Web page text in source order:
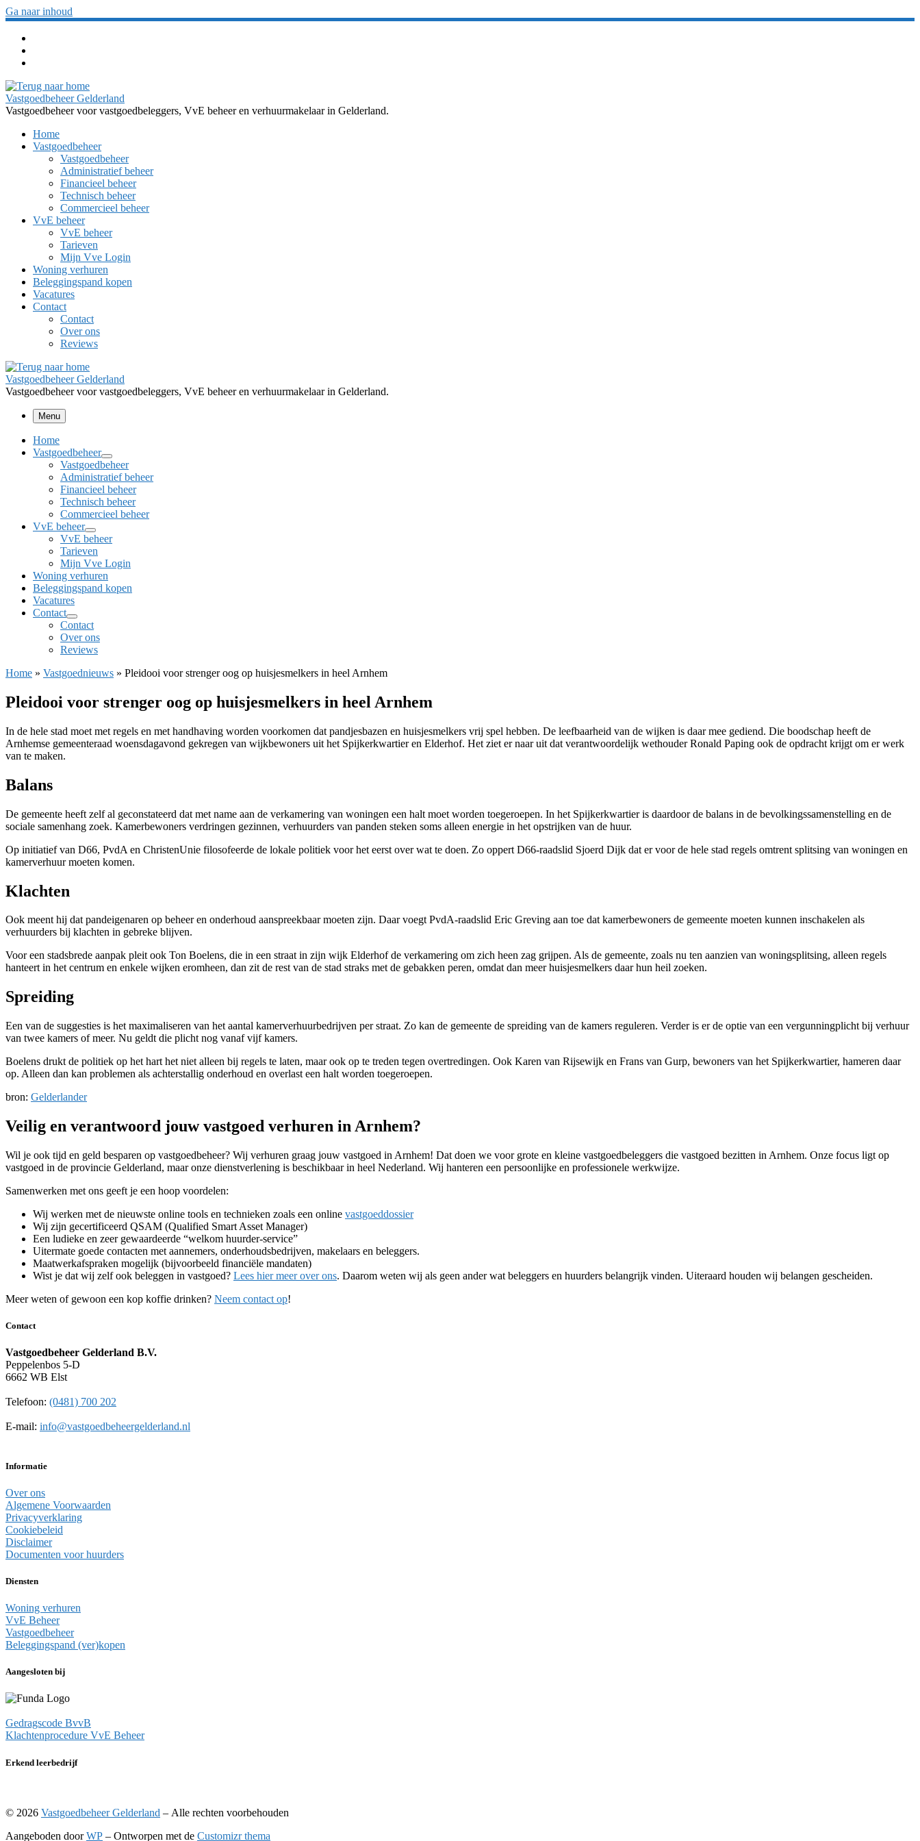
Ga naar inhoud
Vastgoedbeheer Gelderland
Vastgoedbeheer voor vastgoedbeleggers, VvE beheer en verhuurmakelaar in Gelderland.
Home
Vastgoedbeheer
Vastgoedbeheer
Administratief beheer
Financieel beheer
Technisch beheer
Commercieel beheer
VvE beheer
VvE beheer
Tarieven
Mijn Vve Login
Woning verhuren
Beleggingspand kopen
Vacatures
Contact
Contact
Over ons
Reviews
Vastgoedbeheer Gelderland
Vastgoedbeheer voor vastgoedbeleggers, VvE beheer en verhuurmakelaar in Gelderland.
Menu
Home
Vastgoedbeheer
Vastgoedbeheer
Administratief beheer
Financieel beheer
Technisch beheer
Commercieel beheer
VvE beheer
VvE beheer
Tarieven
Mijn Vve Login
Woning verhuren
Beleggingspand kopen
Vacatures
Contact
Contact
Over ons
Reviews
Home » Vastgoednieuws » Pleidooi voor strenger oog op huisjesmelkers in heel Arnhem
Pleidooi voor strenger oog op huisjesmelkers in heel Arnhem
In de hele stad moet met regels en met handhaving worden voorkomen dat pandjesbazen en huisjesmelkers vrij spel hebben. De leefbaarheid van de wijken is daar mee gediend. Die boodschap heeft de
Arnhemse gemeenteraad woensdagavond gekregen van wijkbewoners uit het Spijkerkwartier en Elderhof. Het ziet er naar uit dat verantwoordelijk wethouder Ronald Paping ook de opdracht krijgt om er werk
van te maken.
Balans
De gemeente heeft zelf al geconstateerd dat met name aan de verkamering van woningen een halt moet worden toegeroepen. In het Spijkerkwartier is daardoor de balans in de bevolkingssamenstelling en de
sociale samenhang zoek. Kamerbewoners verdringen gezinnen, verhuurders van panden steken soms alleen energie in het opstrijken van de huur.
Op initiatief van D66, PvdA en ChristenUnie filosofeerde de lokale politiek voor het eerst over wat te doen. Zo oppert D66-raadslid Sjoerd Dijk dat er voor de hele stad regels omtrent splitsing van woningen en
kamerverhuur moeten komen.
Klachten
Ook meent hij dat pandeigenaren op beheer en onderhoud aanspreekbaar moeten zijn. Daar voegt PvdA-raadslid Eric Greving aan toe dat kamerbewoners de gemeente moeten kunnen inschakelen als
verhuurders bij klachten in gebreke blijven.
Voor een stadsbrede aanpak pleit ook Ton Boelens, die in een straat in zijn wijk Elderhof de verkamering om zich heen zag grijpen. Als de gemeente, zoals nu ten aanzien van woningsplitsing, alleen regels
hanteert in het centrum en enkele wijken eromheen, dan zit de rest van de stad straks met de gebakken peren, omdat dan meer huisjesmelkers daar hun heil zoeken.
Spreiding
Een van de suggesties is het maximaliseren van het aantal kamerverhuurbedrijven per straat. Zo kan de gemeente de spreiding van de kamers reguleren. Verder is er de optie van een vergunningplicht bij verhuur
van twee kamers of meer. Nu geldt die plicht nog vanaf vijf kamers.
Boelens drukt de politiek op het hart het niet alleen bij regels te laten, maar ook op te treden tegen overtredingen. Ook Karen van Rijsewijk en Frans van Gurp, bewoners van het Spijkerkwartier, hameren daar
op. Alleen dan kan problemen als achterstallig onderhoud en overlast een halt worden toegeroepen.
bron: Gelderlander
Veilig en verantwoord jouw vastgoed verhuren in Arnhem?
Wil je ook tijd en geld besparen op vastgoedbeheer? Wij verhuren graag jouw vastgoed in Arnhem! Dat doen we voor grote en kleine vastgoedbeleggers die vastgoed bezitten in Arnhem. Onze focus ligt op
vastgoed in de provincie Gelderland, maar onze dienstverlening is beschikbaar in heel Nederland. Wij hanteren een persoonlijke en professionele werkwijze.
Samenwerken met ons geeft je een hoop voordelen:
Wij werken met de nieuwste online tools en technieken zoals een online vastgoeddossier
Wij zijn gecertificeerd QSAM (Qualified Smart Asset Manager)
Een ludieke en zeer gewaardeerde “welkom huurder-service”
Uitermate goede contacten met aannemers, onderhoudsbedrijven, makelaars en beleggers.
Maatwerkafspraken mogelijk (bijvoorbeeld financiële mandaten)
Wist je dat wij zelf ook beleggen in vastgoed? Lees hier meer over ons. Daarom weten wij als geen ander wat beleggers en huurders belangrijk vinden. Uiteraard houden wij belangen gescheiden.
Meer weten of gewoon een kop koffie drinken? Neem contact op!
Contact
Vastgoedbeheer Gelderland B.V.
Peppelenbos 5-D
6662 WB Elst
Telefoon: (0481) 700 202
E-mail: info@vastgoedbeheergelderland.nl
Informatie
Over ons
Algemene Voorwaarden
Privacyverklaring
Cookiebeleid
Disclaimer
Documenten voor huurders
Diensten
Woning verhuren
VvE Beheer
Vastgoedbeheer
Beleggingspand (ver)kopen
Aangesloten bij
Gedragscode BvvB
Klachtenprocedure VvE Beheer
Erkend leerbedrijf
© 2026 Vastgoedbeheer Gelderland – Alle rechten voorbehouden
Aangeboden doorWP – Ontworpen met de Customizr thema